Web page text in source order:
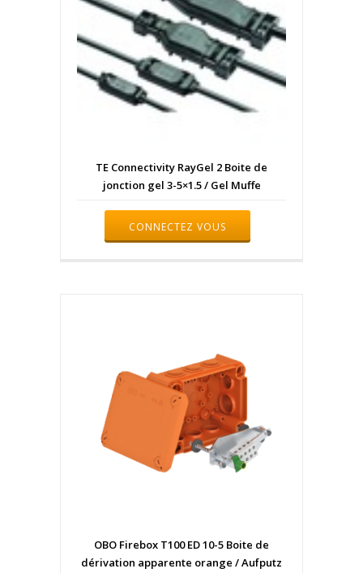
TE Connectivity RayGel 2 Boite de
jonction gel 3-5×1.5 / Gel Muffe
CONNECTEZ VOUS
OBO Firebox T100 ED 10-5 Boite de
dérivation apparente orange / Aufputz